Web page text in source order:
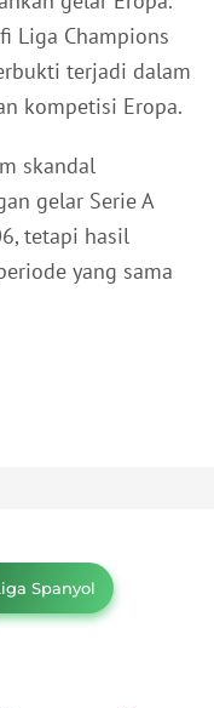
Liga Champions
terjadi dalam
kompetisi Eropa.
skandal
gelar Serie A
tetapi hasil
yang sama
Spanyol